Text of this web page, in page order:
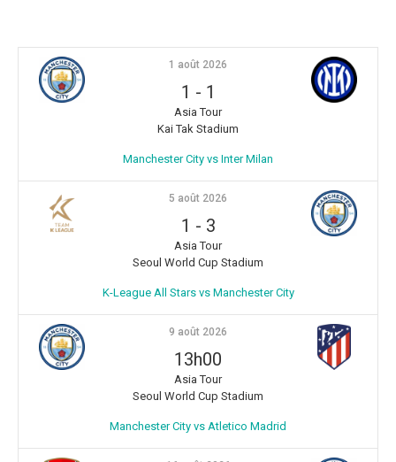
1 août 2026
1 - 1
Asia Tour
Kai Tak Stadium
Manchester City vs Inter Milan
5 août 2026
1 - 3
Asia Tour
Seoul World Cup Stadium
K-League All Stars vs Manchester City
9 août 2026
13h00
Asia Tour
Seoul World Cup Stadium
Manchester City vs Atletico Madrid